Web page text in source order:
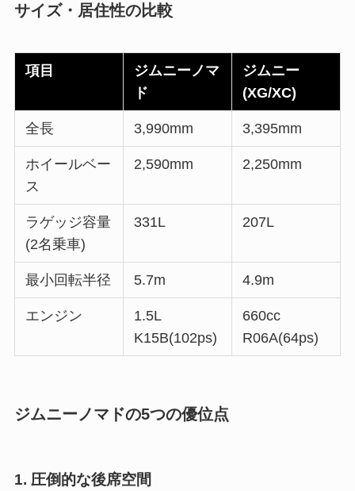
サイズ・居住性の比較
項目
ジムニーノマ
ド
ジムニー
(XG/XC)
全長 3,990mm 3,395mm
ホイールベー
ス
2,590mm 2,250mm
ラゲッジ容量
(2名乗車)
331L 207L
最小回転半径 5.7m 4.9m
エンジン
1.5L
K15B(102ps)
660cc
R06A(64ps)
ジムニーノマドの5つの優位点
1. 圧倒的な後席空間